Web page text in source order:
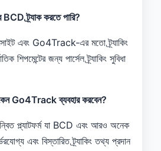
ট্র্যাক করতে পারি?
এবং Go4Track-এর মতো ট্র্যাকিং
শিপমেন্টের জন্য পার্সেল ট্র্যাকিং সুবিধা
Go4Track ব্যবহার করবেন?
প্ল্যাটফর্ম যা BCD এবং আরও অনেক
এবং বিস্তারিত ট্র্যাকিং তথ্য প্রদান